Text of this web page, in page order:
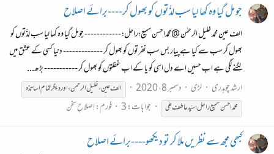
جو مل گیا وہ کھا لیا سب لذّتوں کو بھول کر----برائے اصلاح
الف عین محمد خلیل الرحمٰن @محمّداحسن سمیع؛راحل؛ ------------ جو مل گیا وہ کھا لیا سب لذّتوں کو
بھول کر سب سے کیا ہے پیار بس سب نفرتوں کو بھول کر ------------- دنیا کسی کے عشق میں
لگنے لگی ہے اب حسیں اے دل اسی کو یا کے اب غفلتوں کو بھول کر ----------- بڑھ...
ارشد چوہدری
لڑی دسمبر 8، 2020
الف عین ، خلیل الرحمن ، اور دیگر تمام اساتذہ
محمّداحسنسمیعراحل؛سیّدعاطفعلی جوابات: 3 فورم:اِصلاحِ سخن
کبھی مجھ سے نظریں ملا کر تو دیکھو----برائے اصلاح